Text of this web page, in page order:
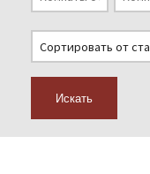
Искать